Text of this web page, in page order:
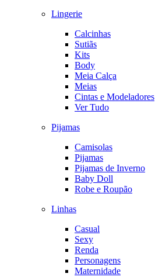
Lingerie
Calcinhas
Sutiãs
Kits
Body
Meia Calça
Meias
Cintas e Modeladores
Ver Tudo
Pijamas
Camisolas
Pijamas
Pijamas de Inverno
Baby Doll
Robe e Roupão
Linhas
Casual
Sexy
Renda
Personagens
Maternidade